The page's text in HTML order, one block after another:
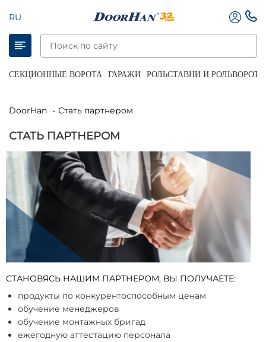
RU
СЕКЦИОННЫЕ ВОРОТА ГАРАЖИ РОЛЬСТАВНИ И РОЛЬВОРОТА
DoorHan Стать партнером
СТАТЬ ПАРТНЕРОМ
СТАНОВЯСЬ НАШИМ ПАРТНЕРОМ, ВЫ ПОЛУЧАЕТЕ:
продукты по конкурентоспособным ценам
обучение менеджеров
обучение монтажных бригад
ежегодную аттестацию персонала